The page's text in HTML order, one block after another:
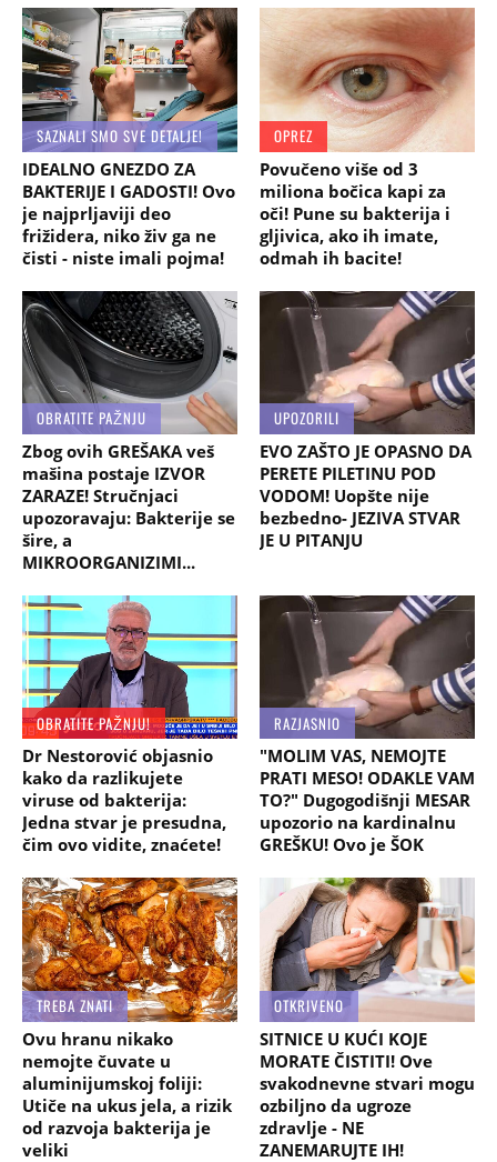
SAZNALI SMO SVE DETALJE!
IDEALNO GNEZDO ZA
BAKTERIJE I GADOSTI! Ovo
je najprljaviji deo
frižidera, niko živ ga ne
čisti - niste imali pojma!
OPREZ
Povučeno više od 3
miliona bočica kapi za
oči! Pune su bakterija i
gljivica, ako ih imate,
odmah ih bacite!
OBRATITE PAŽNJU
Zbog ovih GREŠAKA veš
mašina postaje IZVOR
ZARAZE! Stručnjaci
upozoravaju: Bakterije se
šire, a
MIKROORGANIZIMI...
UPOZORILI
EVO ZAŠTO JE OPASNO DA
PERETE PILETINU POD
VODOM! Uopšte nije
bezbedno- JEZIVA STVAR
JE U PITANJU
OBRATITE PAŽNJU!
Dr Nestorović objasnio
kako da razlikujete
viruse od bakterija:
Jedna stvar je presudna,
čim ovo vidite, znaćete!
RAZJASNIO
"MOLIM VAS, NEMOJTE
PRATI MESO! ODAKLE VAM
TO?" Dugogodišnji MESAR
upozorio na kardinalnu
GREŠKU! Ovo je ŠOK
TREBA ZNATI
Ovu hranu nikako
nemojte čuvate u
aluminijumskoj foliji:
Utiče na ukus jela, a rizik
od razvoja bakterija je
veliki
OTKRIVENO
SITNICE U KUĆI KOJE
MORATE ČISTITI! Ove
svakodnevne stvari mogu
ozbiljno da ugroze
zdravlje - NE
ZANEMARUJTE IH!